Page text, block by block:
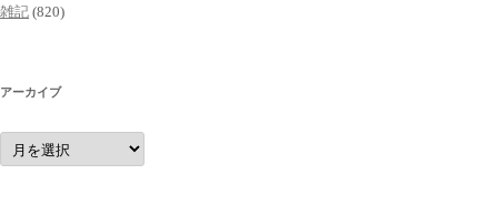
雑記 (820)
アーカイブ
ア
イ
ブ